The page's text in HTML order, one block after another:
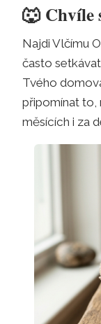
🐺Chvíle
Najdi Vlčímu
často
Tvého
připomínat to,
měsících i za